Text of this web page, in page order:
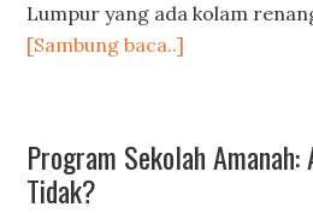
Lumpur yang ada kolam
[Sambung baca..]
Program Sekolah
Tidak?